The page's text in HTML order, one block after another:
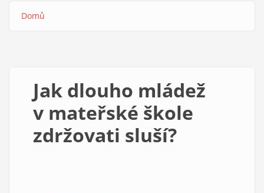
Domů
Jak dlouho mládež
v mateřské škole
zdržovati sluší?